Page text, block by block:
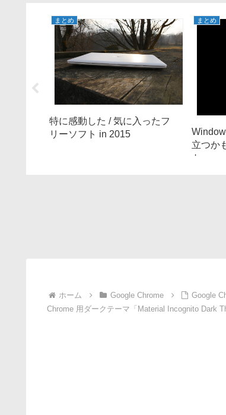
まとめ
特に感動した / 気に入ったフ
リーソフト in 2015
まとめ
立つか
ト
ホーム Google Chrome
Google
Chrome 用ダークテーマ「Material Incognito Dark